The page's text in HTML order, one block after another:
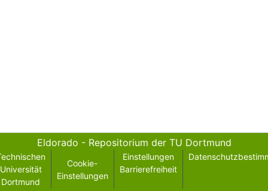
Eldorado - Repositorium der TU Dortmund
Universität
Dortmund
Cookie-
Einstellungen
Einstellungen
Barrierefreiheit